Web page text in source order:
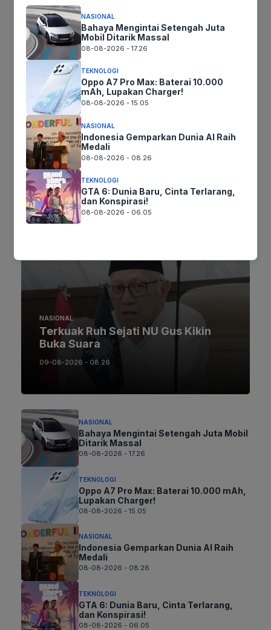
Latest Post
NASIONAL
Terkuak Ruh Sejati NU Gus Kikin
Buka Suara
09-08-2026 - 08.26
NASIONAL
Bahaya Mengintai Setengah Juta Mobil
Ditarik Massal
08-08-2026 - 17.26
TEKNOLOGI
Oppo A7 Pro Max: Baterai 10.000 mAh,
Lupakan Charger!
08-08-2026 - 15.05
NASIONAL
Indonesia Gemparkan Dunia AI Raih
Medali
08-08-2026 - 08.26
TEKNOLOGI
GTA 6: Dunia Baru, Cinta Terlarang,
dan Konspirasi!
08-08-2026 - 06.05
NASIONAL
Bahaya Mengintai Setengah Juta
Mobil Ditarik Massal
08-08-2026 - 17.26
TEKNOLOGI
Oppo A7 Pro Max: Baterai 10.000
mAh, Lupakan Charger!
08-08-2026 - 15.05
NASIONAL
Indonesia Gemparkan Dunia AI Raih
Medali
08-08-2026 - 08.26
TEKNOLOGI
GTA 6: Dunia Baru, Cinta Terlarang,
dan Konspirasi!
08-08-2026 - 06.05